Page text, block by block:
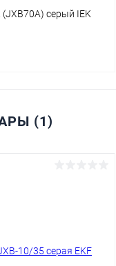
серый IEK
(1)